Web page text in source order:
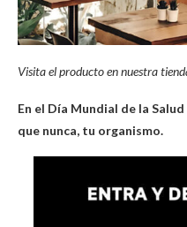
Visita el producto en nuestra
En el Día Mundial de la
que nunca, tu organismo.